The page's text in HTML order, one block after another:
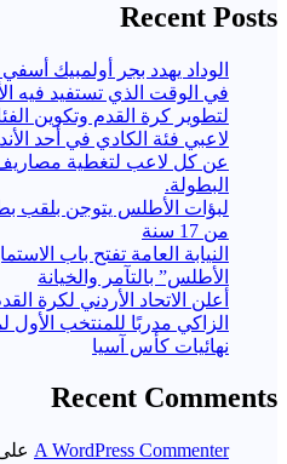
Recent Posts
الوداد يهدد بجر أولمبيك
في الوقت الذي تستفيد فيه
لتطوير كرة القدم وتكوين
عن كل لاعب لتغطية مصاريف
البطولة.
لبؤات الأطلس يتوجن بلقب
من 17 سنة
النيابة العامة تفتح باب
الأطلس” بالتآمر والخيانة
أعلن الاتحاد الأردني لكرة
الزاكي مدربًا للمنتخب الأول
نهائيات كأس آسيا
Recent Comments
A WordPress Commenter